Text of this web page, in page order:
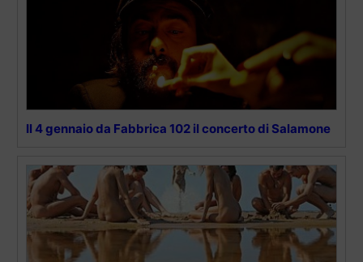
Il 4 gennaio da Fabbrica 102 il concerto di Salamone